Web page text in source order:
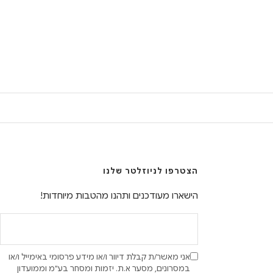
הצטרפו לניוזלטר שלנו
הישארו מעודכנים ותהנו מהטבות מיוחדות!
אני מאשר/ת קבלת דיוור ו/או מידע פרסומי באימייל ו/או
במסרונים, מסער א.ת. יזמות ומסחר בע"מ וממועדון